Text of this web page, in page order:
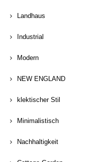
Landhaus
Industrial
Modern
NEW ENGLAND
klektischer Stil
Minimalistisch
Nachhaltigkeit